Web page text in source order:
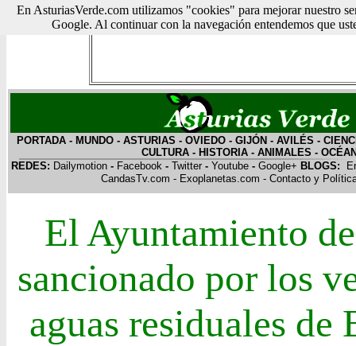
PORTADA - MUNDO - ASTURIAS - OVIEDO - GIJÓN - AVILÉS -
CULTURA- HISTORIA- ANIMALES -
REDES: Dailymotion- Facebook- Twitter- Youtube- Google+ BLOGS:
CandasTv.com - Exoplanetas.com - Contacto y
El Ayuntamiento
sancionado por los
aguas residuales de
En AsturiasVerde.com utilizamos "cookies" para mejorar nuestro
Google. Al continuar con la navegación entendemos que